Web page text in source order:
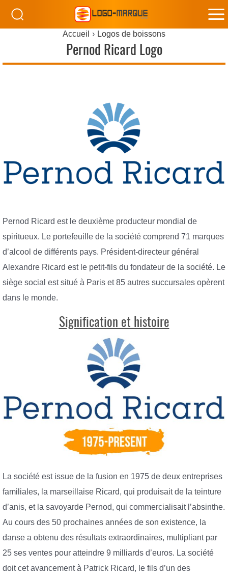
Accueil Logos de boissons
Pernod Ricard Logo
Pernod Ricard est le deuxième producteur mondial de
spiritueux. Le portefeuille de la société comprend 71 marques
d’alcool de différents pays. Président-directeur général
Alexandre Ricard est le petit-fils du fondateur de la société. Le
siège social est situé à Paris et 85 autres succursales opèrent
dans le monde.
Signification et histoire
La société est issue de la fusion en 1975 de deux entreprises
familiales, la marseillaise Ricard, qui produisait de la teinture
d’anis, et la savoyarde Pernod, qui commercialisait l’absinthe.
Au cours des 50 prochaines années de son existence, la
danse a obtenu des résultats extraordinaires, multipliant par
25 ses ventes pour atteindre 9 milliards d’euros. La société
doit cet avancement à Patrick Ricard, le fils d’un des